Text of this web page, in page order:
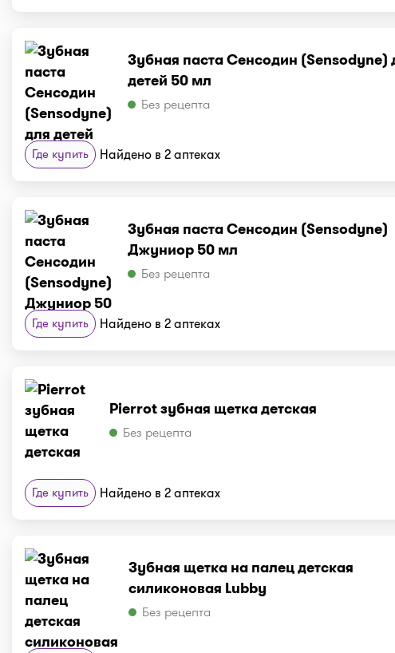
Зубная паста Сенсодин (Sensodyne)
детей 50 мл
Без рецепта
Где купить Найдено в 2 аптеках
Зубная паста Сенсодин (Sensodyne)
Джуниор 50 мл
Без рецепта
Где купить Найдено в 2 аптеках
Pierrot зубная щетка детская
Без рецепта
Где купить Найдено в 2 аптеках
Зубная щетка на палец детская
силиконовая Lubby
Без рецепта